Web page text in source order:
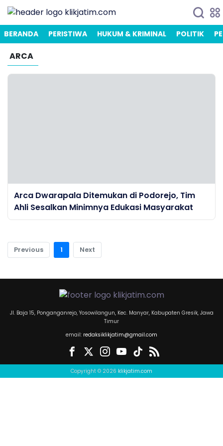
BERANDA PERISTIWA HUKUM & KRIMINAL POLITIK
ARCA
Arca Dwarapala Ditemukan di Podorejo, Tim
Ahli Sesalkan Minimnya Edukasi Masyarakat
Previous 1 Next
Jl. Baja 15, Ponganganrejo, Yosowilangun, Kec. Manyar, Kabupaten Gresik, Jawa
Timur
email: redaksiklikjatim@gmail.com
Copyright © 2026 klikjatim.com